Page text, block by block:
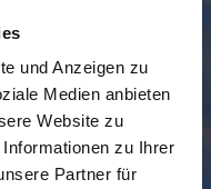
und Anzeigen zu
Medien anbieten
Website zu
zu Ihrer
Partner für
BESUCHEN